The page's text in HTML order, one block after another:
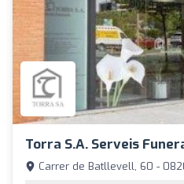
Torra S.A. Serveis
Carrer de Batllevell, 60 -